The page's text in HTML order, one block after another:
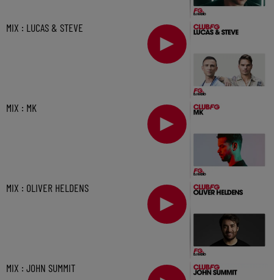
MIX : LUCAS & STEVE
MIX : MK
MIX : OLIVER HELDENS
MIX : JOHN SUMMIT